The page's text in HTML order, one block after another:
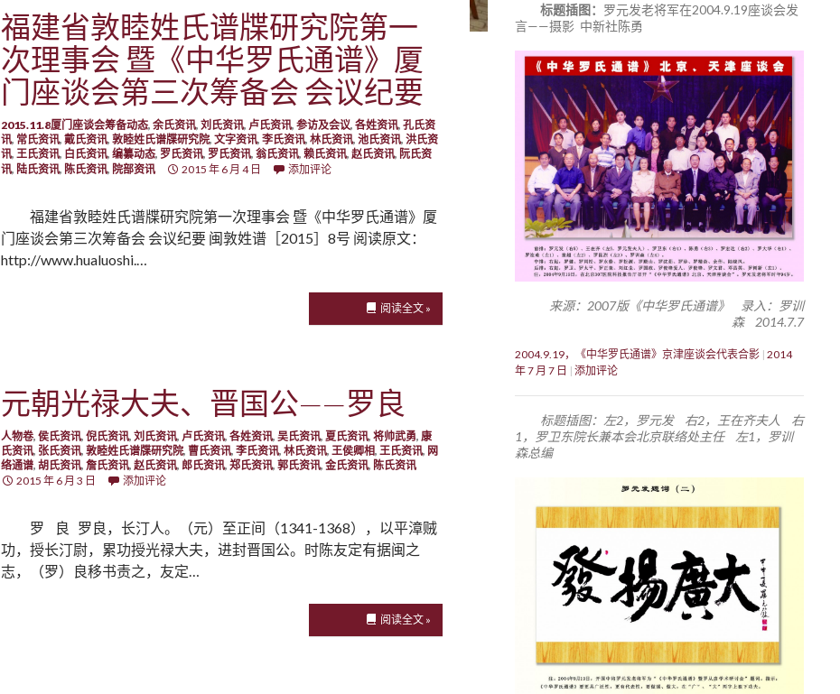
福建省敦睦姓氏谱牒研究院第一
次理事会 暨《中华罗氏通谱》厦
门座谈会第三次筹备会 会议纪要
2015.11.8厦门座谈会筹备动态, 余氏资讯, 刘氏资讯, 卢氏资讯, 参访及会议, 各姓资讯, 孔氏资
讯, 常氏资讯, 戴氏资讯, 敦睦姓氏谱牒研究院, 文字资讯, 李氏资讯, 林氏资讯, 池氏资讯, 洪氏资
讯, 王氏资讯, 白氏资讯, 编纂动态, 罗氏资讯, 罗氏资讯, 翁氏资讯, 赖氏资讯, 赵氏资讯, 阮氏资
讯, 陆氏资讯, 陈氏资讯, 院部资讯 2015 年 6 月 4 日 添加评论
福建省敦睦姓氏谱牒研究院第一次理事会 暨《中华罗氏通谱》厦
门座谈会第三次筹备会 会议纪要 闽敦姓谱［2015］8号 阅读原文：
http://www.hualuoshi.…
阅读全文 »
元朝光禄大夫、晋国公——罗良
人物卷, 侯氏资讯, 倪氏资讯, 刘氏资讯, 卢氏资讯, 各姓资讯, 吴氏资讯, 夏氏资讯, 将帅武勇, 康
氏资讯, 张氏资讯, 敦睦姓氏谱牒研究院, 曹氏资讯, 李氏资讯, 林氏资讯, 王侯卿相, 王氏资讯, 网
络通谱, 胡氏资讯, 詹氏资讯, 赵氏资讯, 郎氏资讯, 郑氏资讯, 郭氏资讯, 金氏资讯, 陈氏资讯
2015 年 6 月 3 日
添加评论
罗 良 罗良，长汀人。（元）至正间（1341-1368），以平漳贼
功，授长汀尉，累功授光禄大夫，进封晋国公。时陈友定有据闽之
志，（罗）良移书责之，友定…
阅读全文 »
标题插图： 罗元发老将军在2004.9.19座谈会发
言——摄影 中新社陈勇
来源：2007版《中华罗氏通谱》 录入：罗训
森 2014.7.7
2004.9.19，《中华罗氏通谱》京津座谈会代表合影 2014
年 7 月 7 日
添加评论
标题插图：左2，罗元发 右2，王在齐夫人 右
1，罗卫东院长兼本会北京联络处主任 左1，罗训
森总编